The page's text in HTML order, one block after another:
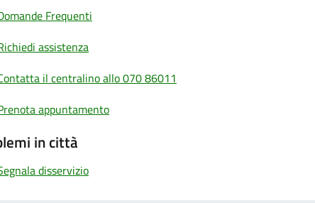
Frequenti
assistenza
il centralino allo 070 86011
appuntamento
in città
disservizio